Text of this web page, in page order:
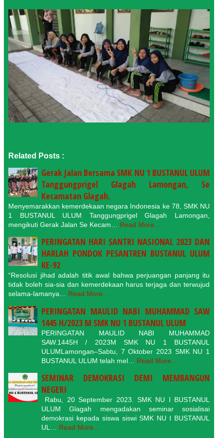
Related Posts :
Gerak Jalan Bersama SMK NU 1 BUSTANUL ULUM
Tanggungprigel Glagah Lamongan, Se
Kecamatan Glagah.
Menyemarakkan kemerdekaan negara Indonesia ke 78, SMK NU
1 BUSTANUL ULUM Tanggungprigel Glagah Lamongan,
mengikuti Gerak Jalan Se Kecam…
Read More...
PERINGATAN HARI SANTRI NASIONAL 2023 DAN
HARLAH PONDOK PESANTREN BUSTANUL ULUM
KE-92
“Resolusi jihad adalah titik awal bahwa perjuangan panjang itu
tidak boleh sia-sia dan kemerdekaan harus terjaga dan terwujud
selama-lamanya…
Read More...
PERINGATAN MAULID NABI MUHAMMAD SAW
1445 H/2023 M SMK NU 1 BUSTANUL ULUM
PERINGATAN MAULID NABI MUHAMMAD
SAW.1445H / 2023M SMK NU 1 BUSTANUL
ULUMLamongan–Sabtu, 7 Oktober 2023 SMK NU 1
BUSTANUL ULUM telah mel…
Read More...
SEMINAR DEMOKRASI DEMI MEMBANGUN
NEGERI
Rabu, 20 September 2023. SMK NU I BUSTANUL
ULUM Glagah mengadakan seminar sosialisai
demokrasi kepada siswa siswi SMK NU I BUSTANUL
UL…
Read More...